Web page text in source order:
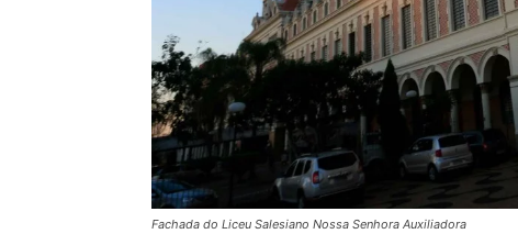
Fachada do Liceu Salesiano Nossa Senhora Auxiliadora